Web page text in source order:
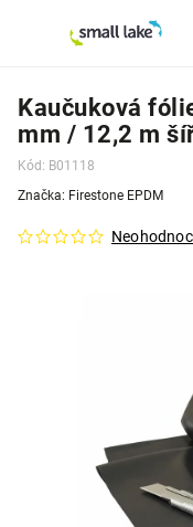
Kaučuková
mm / 12,2 m
Kód: B01118
Značka: Firestone EPDM